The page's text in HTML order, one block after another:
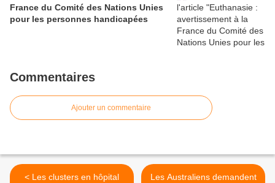
France du Comité des Nations Unies
pour les personnes handicapées
Commentaires
Ajouter un commentaire
< Les clusters en hôpital
Les Australiens demandent